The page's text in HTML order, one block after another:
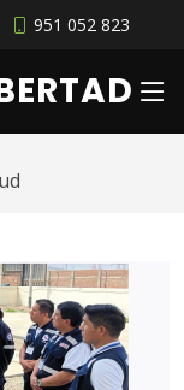
951 052 823